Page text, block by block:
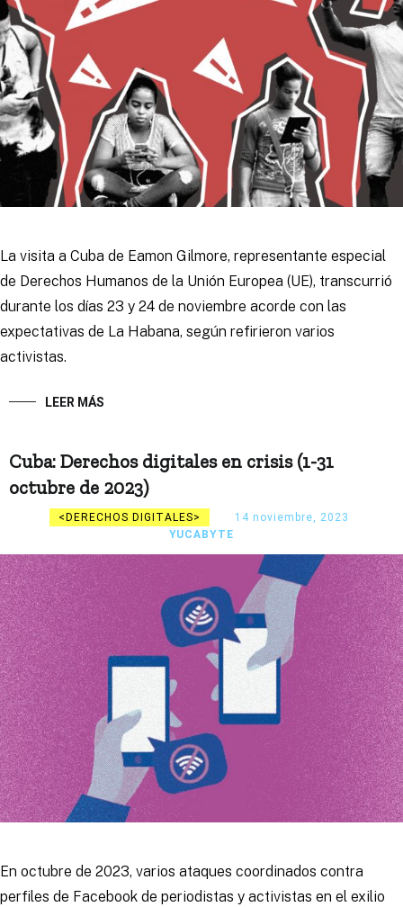
La visita a Cuba de Eamon Gilmore, representante especial
de Derechos Humanos de la Unión Europea (UE), transcurrió
durante los días 23 y 24 de noviembre acorde con las
expectativas de La Habana, según refirieron varios
activistas.
LEER MÁS
Cuba: Derechos digitales en crisis (1-31
octubre de 2023)
DERECHOS DIGITALES
14 noviembre, 2023
YUCABYTE
En octubre de 2023, varios ataques coordinados contra
perfiles de Facebook de periodistas y activistas en el exilio